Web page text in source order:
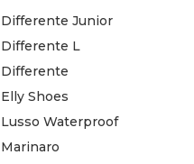
Differente Junior
Differente L
Differente
Elly Shoes
Lusso Waterproof
Marinaro